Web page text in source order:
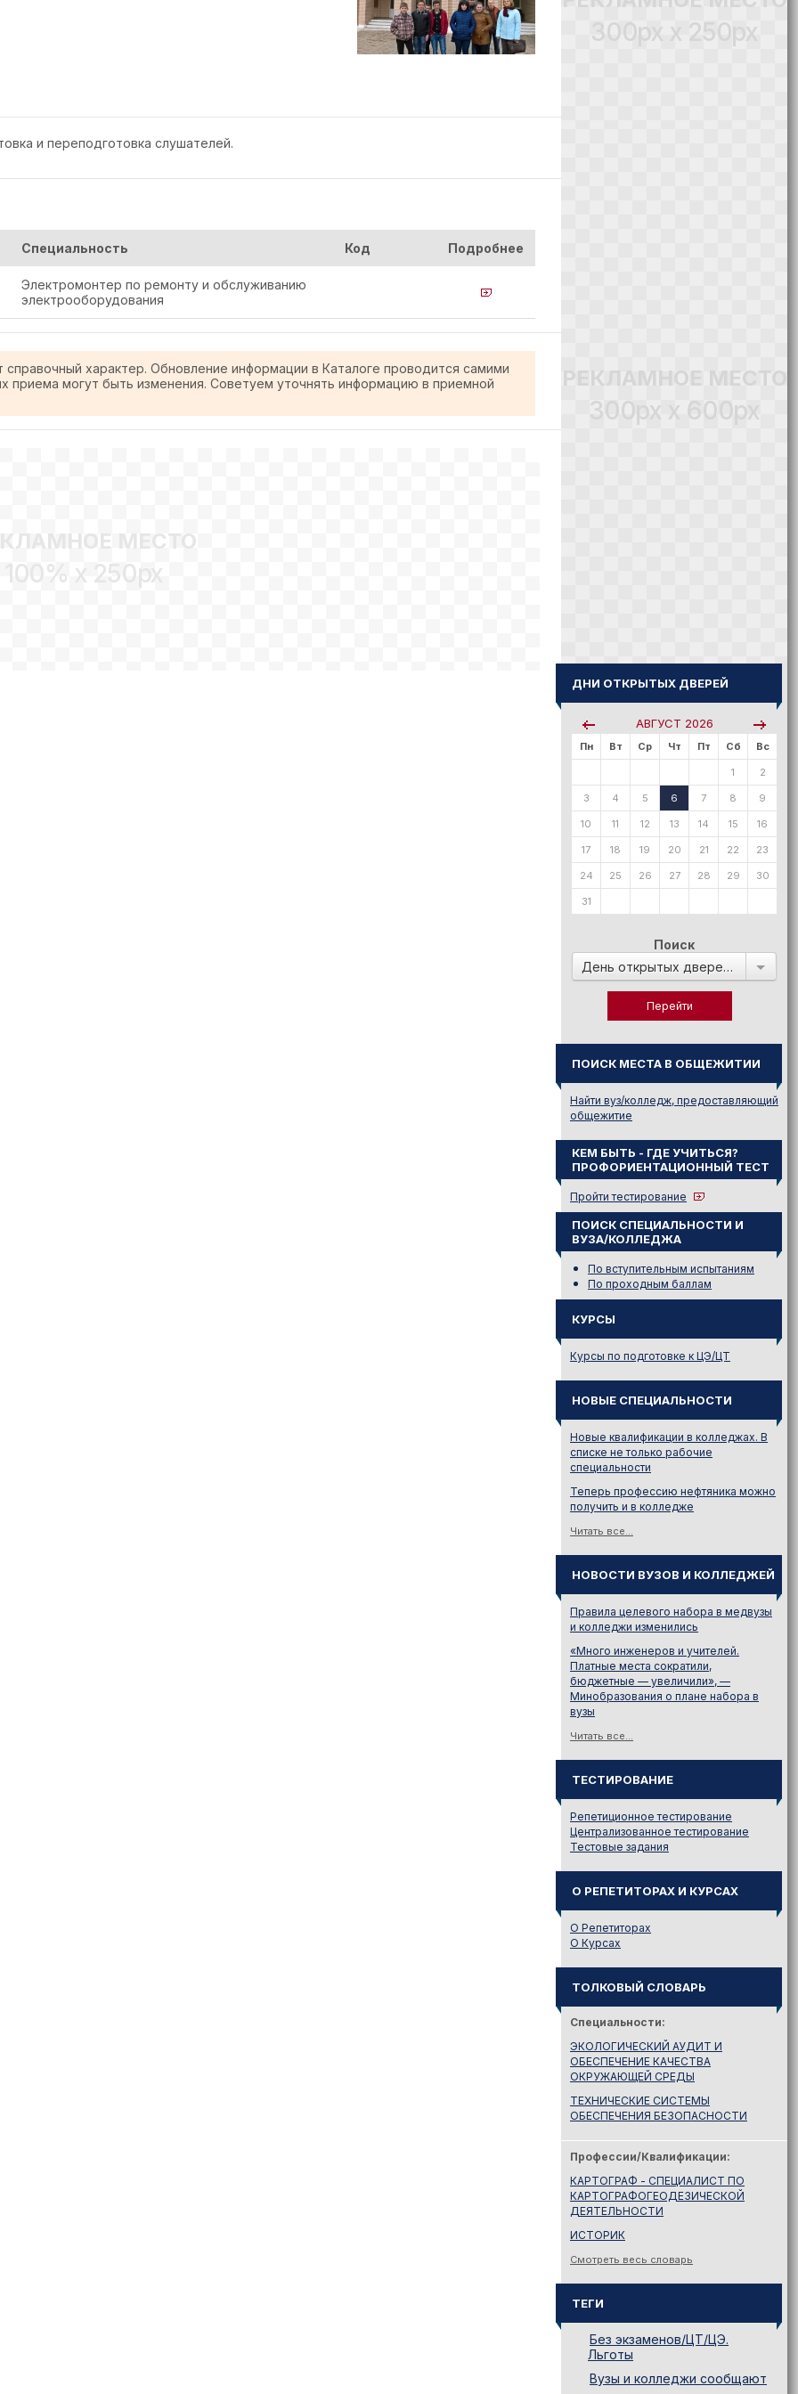
и переподготовка слушателей.
Специальность Код Подробнее
Электромонтер по ремонту и обслуживанию
электрооборудования
характер. Обновление информации в Каталоге проводится самими
приема могут быть изменения. Советуем уточнять информацию в приемной
МЕСТО
100% x 250px
300px x 250px
РЕКЛАМНОЕ МЕСТО
300px x 600px
ДНИ ОТКРЫТЫХ ДВЕРЕЙ
АВГУСТ 2026
Пн Вт Ср Чт Пт Сб Вс
1 2
3 4 5 6 7 8 9
10 11 12 13 14 15 16
17 18 19 20 21 22 23
24 25 26 27 28 29 30
31
Поиск
День открытых дверей в:
ПОИСК МЕСТА В ОБЩЕЖИТИИ
Найти вуз/колледж, предоставляющий
общежитие
КЕМ БЫТЬ - ГДЕ УЧИТЬСЯ?
ПРОФОРИЕНТАЦИОННЫЙ ТЕСТ
Пройти тестирование
ПОИСК СПЕЦИАЛЬНОСТИ И
ВУЗА/КОЛЛЕДЖА
По вступительным испытаниям
По проходным баллам
КУРСЫ
Курсы по подготовке к ЦЭ/ЦТ
НОВЫЕ СПЕЦИАЛЬНОСТИ
Новые квалификации в колледжах. В
списке не только рабочие
специальности
Теперь профессию нефтяника можно
получить и в колледже
Читать все...
НОВОСТИ ВУЗОВ И КОЛЛЕДЖЕЙ
Правила целевого набора в медвузы
и колледжи изменились
«Много инженеров и учителей.
Платные места сократили,
бюджетные — увеличили», —
Минобразования о плане набора в
вузы
Читать все...
ТЕСТИРОВАНИЕ
Репетиционное тестирование
Централизованное тестирование
Тестовые задания
О РЕПЕТИТОРАХ И КУРСАХ
О Репетиторах
О Курсах
ТОЛКОВЫЙ СЛОВАРЬ
Специальности:
ЭКОЛОГИЧЕСКИЙ АУДИТ И
ОБЕСПЕЧЕНИЕ КАЧЕСТВА
ОКРУЖАЮЩЕЙ СРЕДЫ
ТЕХНИЧЕСКИЕ СИСТЕМЫ
ОБЕСПЕЧЕНИЯ БЕЗОПАСНОСТИ
Профессии/Квалификации:
КАРТОГРАФ - СПЕЦИАЛИСТ ПО
КАРТОГРАФОГЕОДЕЗИЧЕСКОЙ
ДЕЯТЕЛЬНОСТИ
ИСТОРИК
Смотреть весь словарь
ТЕГИ
Без экзаменов/ЦТ/ЦЭ.
Льготы
Вузы и колледжи сообщают